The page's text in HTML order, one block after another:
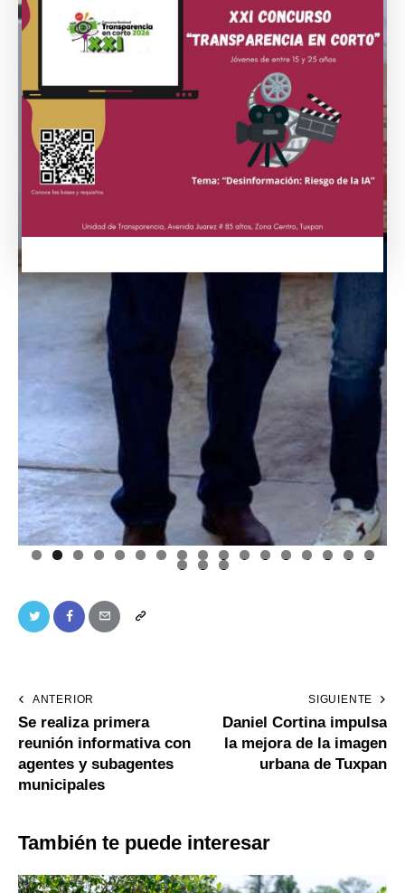
0 1 2 3 4 5 6 7
8 9 0
ANTERIOR
Se realiza primera
reunión informativa con
agentes y subagentes
municipales
SIGUIENTE
Daniel Cortina impulsa
la mejora de la imagen
urbana de Tuxpan
También te puede interesar